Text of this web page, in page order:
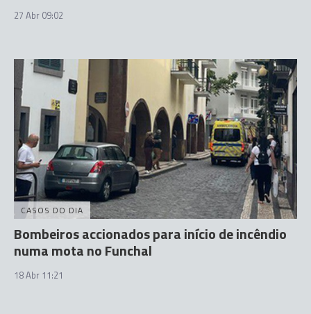
27 Abr 09:02
CASOS DO DIA
Bombeiros accionados para início de incêndio
numa mota no Funchal
18 Abr 11:21